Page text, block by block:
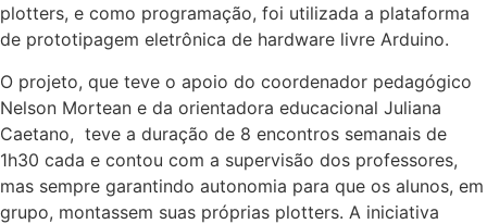
plotters, e como programação, foi utilizada a plataforma
de prototipagem eletrônica de hardware livre Arduino.
O projeto, que teve o apoio do coordenador pedagógico
Nelson Mortean e da orientadora educacional Juliana
Caetano, teve a duração de 8 encontros semanais de
1h30 cada e contou com a supervisão dos professores,
mas sempre garantindo autonomia para que os alunos, em
grupo, montassem suas próprias plotters. A iniciativa